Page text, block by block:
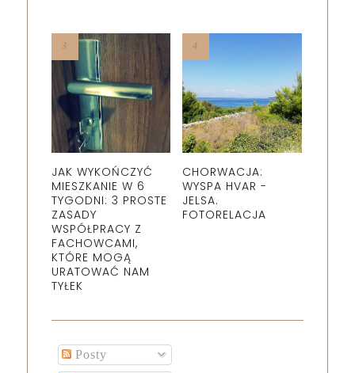
JAK WYKOŃCZYĆ
MIESZKANIE W 6
TYGODNI: 3 PROSTE
ZASADY
WSPÓŁPRACY Z
FACHOWCAMI,
KTÓRE MOGĄ
URATOWAĆ NAM
TYŁEK
CHORWACJA:
WYSPA HVAR -
JELSA.
FOTORELACJA
Posty